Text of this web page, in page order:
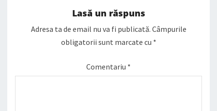
Lasă un răspuns
Adresa ta de email nu va fi publicată. Câmpurile
obligatorii sunt marcate cu *
Comentariu *